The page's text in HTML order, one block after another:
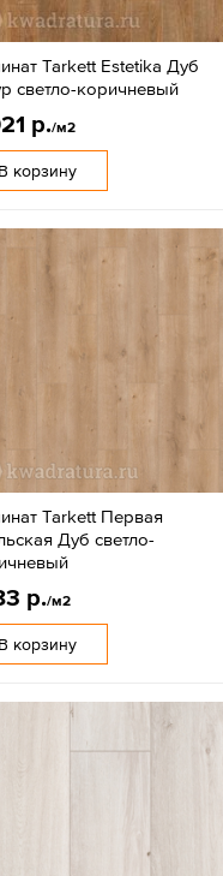
Tarkett Estetika Дуб
светло-коричневый
р./м2
В корзину
Tarkett Первая
Дуб светло-
р./м2
В корзину